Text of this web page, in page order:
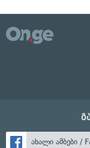
ახალი ამბები /